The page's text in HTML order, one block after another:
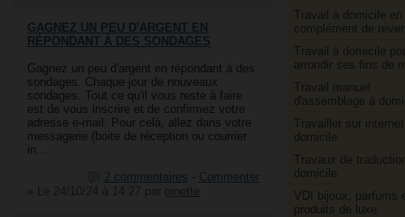
Travail à domicile en
complément de
Travail à domicile
arrondir ses fins de
Travail manuel
d'assemblage à
Travailler sur
domicile
Travaux de
domicile
VDI bijoux, parfums
produits de luxe
GAGNEZ UN PEU D'ARGENT EN
RÉPONDANT À DES SONDAGES
Gagnez un peu d'argent en répondant à des
sondages. Chaque jour de nouveaux
sondages. Tout ce qu'il vous reste à faire
est de vous inscrire et de confirmez votre
adresse e-mail. Pour celà, allez dans votre
messagerie (boite de réception ou courrier
in…
2 commentaires - Commenter
»